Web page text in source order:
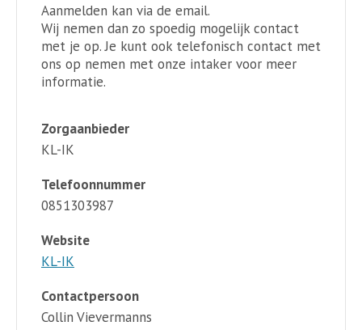
Aanmelden kan via de email.
Wij nemen dan zo spoedig mogelijk contact
met je op. Je kunt ook telefonisch contact met
ons op nemen met onze intaker voor meer
informatie.
Zorgaanbieder
KL-IK
Telefoonnummer
0851303987
Website
KL-IK
Contactpersoon
Collin Vievermanns